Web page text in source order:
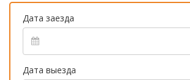
Дата заезда
Дата выезда